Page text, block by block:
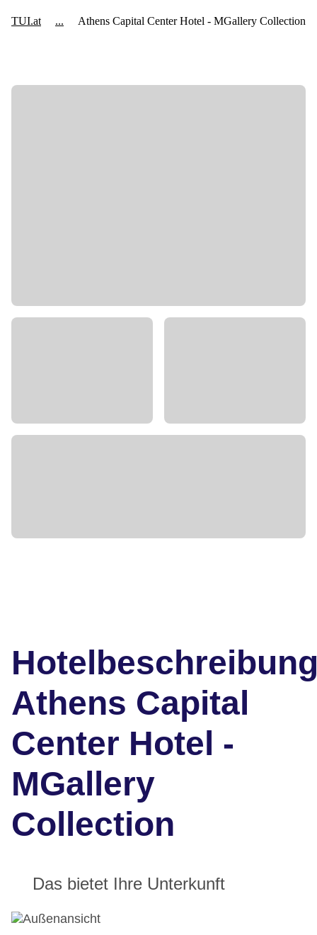
Athens Capital
Center Hotel -
MGallery
Collection
Das bietet Ihre Unterkunft